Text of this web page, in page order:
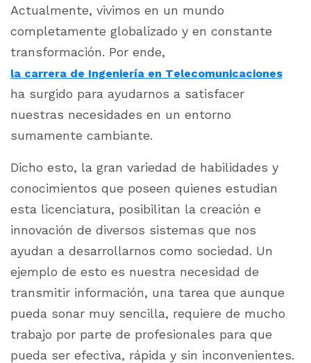
Actualmente, vivimos en un mundo
completamente globalizado y en constante
transformación. Por ende,
la carrera de Ingeniería en Telecomunicaciones
ha surgido para ayudarnos a satisfacer
nuestras necesidades en un entorno
sumamente cambiante.
Dicho esto, la gran variedad de habilidades y
conocimientos que poseen quienes estudian
esta licenciatura, posibilitan la creación e
innovación de diversos sistemas que nos
ayudan a desarrollarnos como sociedad. Un
ejemplo de esto es nuestra necesidad de
transmitir información, una tarea que aunque
pueda sonar muy sencilla, requiere de mucho
trabajo por parte de profesionales para que
pueda ser efectiva, rápida y sin inconvenientes.